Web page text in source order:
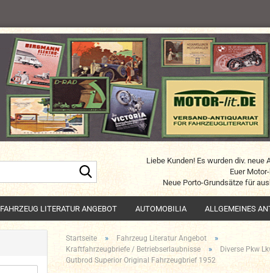
Suche...
Liebe Kunden! Es wurden div.
Euer
Neue Porto-Grundsätze für
FAHRZEUG LITERATUR ANGEBOT AUTOMOBILIA ALLGEMEINES
Startseite » Fahrzeug Literatur Angebot »
Kraftfahrzeugbriefe / Betriebserlaubnisse » Diverse Pkw
Gutbrod Superior Original Fahrzeugbrief 1952